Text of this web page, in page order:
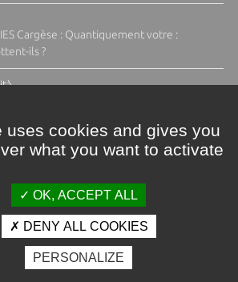
Cargèse : Quantiquement votre :
ils ?
Espace presse
Photothèque
uses cookies and gives you
what you want to activate
OK, ACCEPT ALL
DENY ALL COOKIES
PERSONALIZE